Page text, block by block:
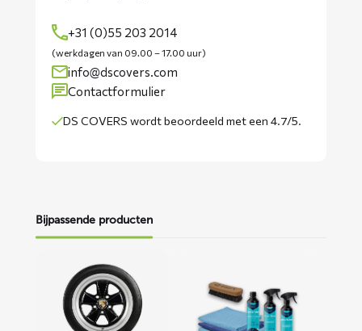
+31 (0)55 203 2014
(werkdagen van 09.00 – 17.00 uur)
info@dscovers.com
Contactformulier
DS COVERS wordtbeoordeeld met een 4.7/5.
Bijpassende producten
Bandenbeschermers
Interieurpakket